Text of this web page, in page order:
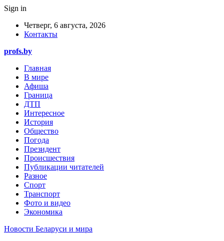
Sign in
Четверг, 6 августа, 2026
Контакты
profs.by
Главная
В мире
Афиша
Граница
ДТП
Интересное
История
Общество
Погода
Президент
Происшествия
Публикации читателей
Разное
Спорт
Транспорт
Фото и видео
Экономика
Новости Беларуси и мира